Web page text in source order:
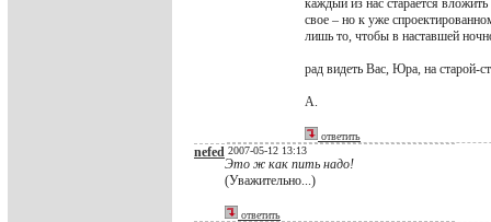
каждый из нас старается
свое – но к уже
лишь то, чтобы в наставшей
рад видеть Вас, Юра, на старой-
А.
ответить
nefed 2007-05-12 13:13
Это ж как пить надо!
(Уважительно...)
ответить